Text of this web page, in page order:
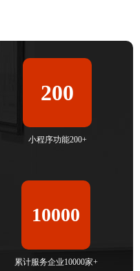
200
小程序功能200+
10000
累计服务企业10000家+